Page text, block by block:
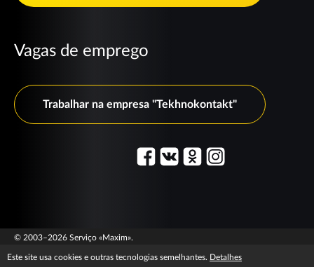
Vagas de emprego
Trabalhar na empresa "Tekhnokontakt"
© 2003–2026 Serviço «Maxim».
Jurídico
T&C information
Este site usa cookies e outras tecnologias semelhantes. Detalhes